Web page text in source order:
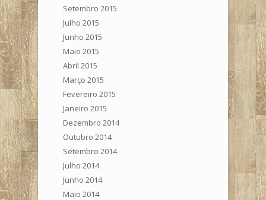
Setembro 2015
Julho 2015
Junho 2015
Maio 2015
Abril 2015
Março 2015
Fevereiro 2015
Janeiro 2015
Dezembro 2014
Outubro 2014
Setembro 2014
Julho 2014
Junho 2014
Maio 2014